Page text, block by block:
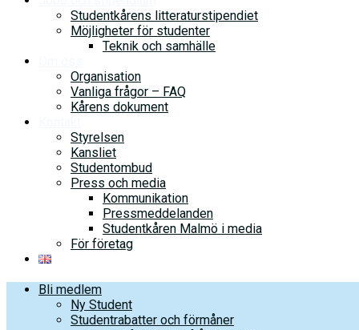
Studentkårens litteraturstipendiet
Möjligheter för studenter
Teknik och samhälle
Organisation
Vanliga frågor – FAQ
Kårens dokument
Styrelsen
Kansliet
Studentombud
Press och media
Kommunikation
Pressmeddelanden
Studentkåren Malmö i media
För företag
Bli medlem
Ny Student
Studentrabatter och förmåner